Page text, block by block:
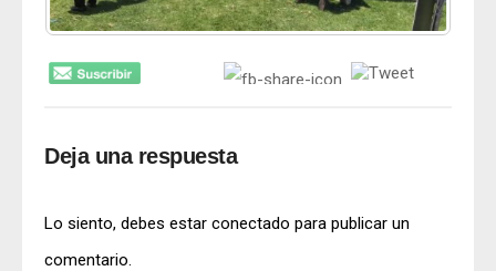
Deja una respuesta
Lo siento, debes estar conectado para publicar un
comentario.